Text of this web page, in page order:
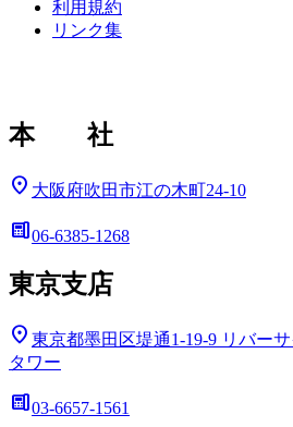
利用規約
リンク集
本 社
location_on 大阪府吹田市江の木町24-10
deskphone06-6385-1268
東京支店
location_on 東京都墨田区堤通1-19-9 リバー
タワー
deskphone03-6657-1561